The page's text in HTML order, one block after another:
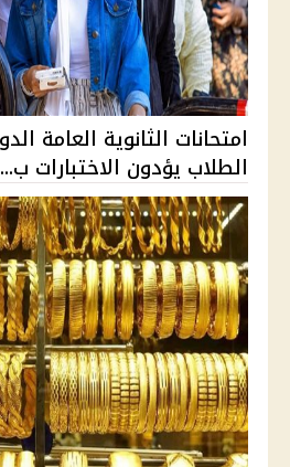
الطلاب يؤدون الاختبارات ب...